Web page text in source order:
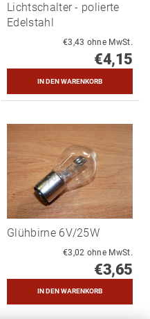
Lichtschalter - polierte
Edelstahl
€3,43 ohne MwSt.
€4,15
Glühbirne 6V/25W
€3,02 ohne MwSt.
€3,65